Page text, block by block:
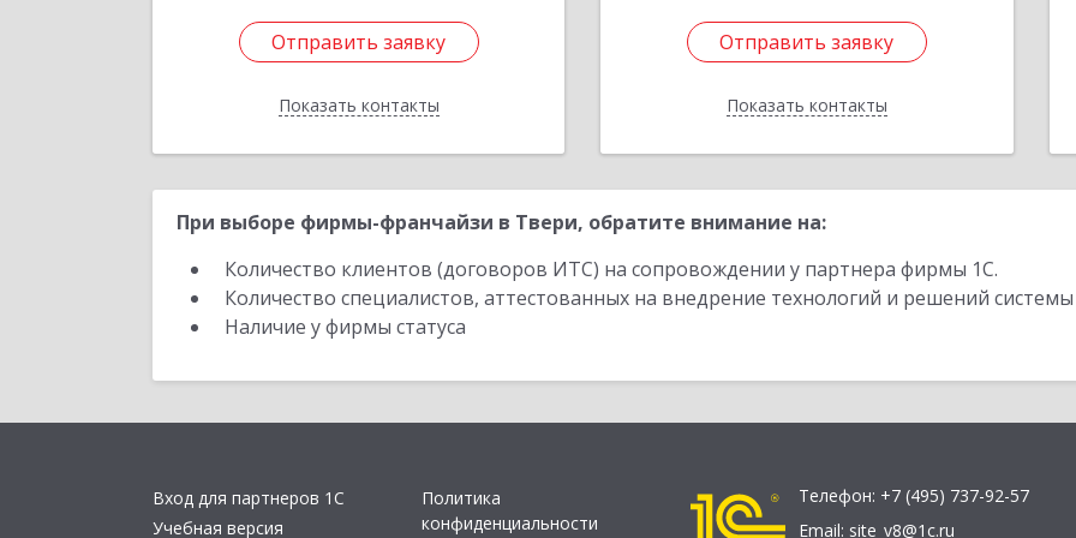
Отправить заявку
Показать контакты
Отправить заявку
Назад
Отправить заявку
Показать контакты
Отправить заявку
Назад
При выборе фирмы-франчайзи в Твери, обратите внимание на:
Количество клиентов (договоров ИТС) на сопровождении у партнера фирмы 1С.
Количество специалистов, аттестованных на внедрение технологий и решений
Наличие у фирмы статуса
Вход для партнеров 1С
Учебная версия
Политика
конфиденциальности
Телефон: +7 (495) 737-92-57
Email: site_v8@1c.ru